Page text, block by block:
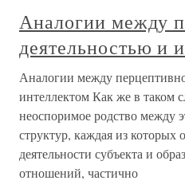
Аналогии между
деятельностью и
Аналогии между
интеллектом Как же в таком
неоспоримое родство между
структур, каждая из которых
деятельности субъекта и
отношений, частично